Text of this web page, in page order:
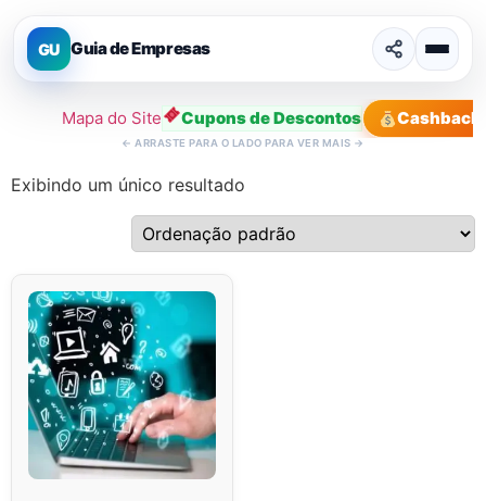
GU Guia de Empresas
Mapa do Site Cupons de Descontos Cashback
← ARRASTE PARA O LADO PARA VER MAIS →
Exibindo um único resultado